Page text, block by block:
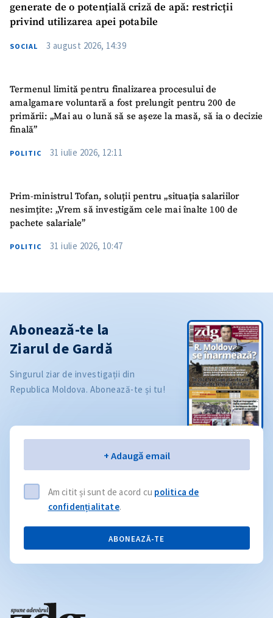
generate de o potențială criză de apă: restricții
privind utilizarea apei potabile
SOCIAL 3 august 2026, 14:39
Termenul limită pentru finalizarea procesului de
amalgamare voluntară a fost prelungit pentru 200 de
primării: „Mai au o lună să se așeze la masă, să ia o decizie
finală”
POLITIC 31 iulie 2026, 12:11
Prim-ministrul Tofan, soluții pentru „situația salariilor
nesimțite: „Vrem să investigăm cele mai înalte 100 de
pachete salariale”
POLITIC 31 iulie 2026, 10:47
Abonează-te la
Ziarul de Gardă
Singurul ziar de investigații din
Republica Moldova. Abonează-te și tu!
+ Adaugă email
Am citit și sunt de acord cu politica de
confidențialitate.
ABONEAZĂ-TE